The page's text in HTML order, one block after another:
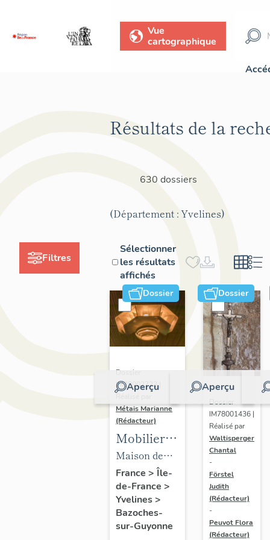
Vue
cartographique
Filtres
Résultats de la
630 dossiers
(Département : Yvelines)
Sélectionner
les résultats
affichés
Dossier
Aperçu
Dossier
IM78002723 |
Métais Marianne
(Rédacteur)
Mobilier
de la
maison
Louis
Carré
Maison de
villégiature
dite maison
Louis Carré
France > Île-
de-France >
Yvelines>
Bazoches-
sur-Guyonne
Dossier
Aperçu
Dossier
IM78001436 |
Réalisé par
Waltisperger
Chantal
-
Förstel
Judith
(Rédacteur)
-
Peuvot Flora
(Rédacteur)